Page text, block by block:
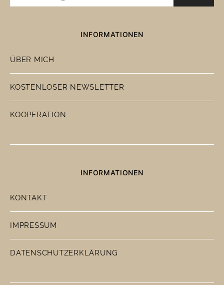
INFORMATIONEN
ÜBER MICH
KOSTENLOSER NEWSLETTER
KOOPERATION
INFORMATIONEN
KONTAKT
IMPRESSUM
DATENSCHUTZERKLÄRUNG